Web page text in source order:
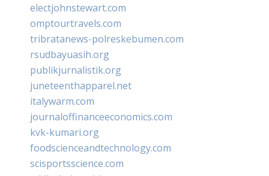
electjohnstewart.com
omptourtravels.com
tribratanews-polreskebumen.com
rsudbayuasih.org
publikjurnalistik.org
juneteenthapparel.net
italywarm.com
journaloffinanceeconomics.com
kvk-kumari.org
foodscienceandtechnology.com
scisportsscience.com